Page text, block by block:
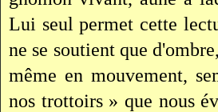
Lui seul permet cette
ne se soutient que
même en mouvement,
nos trottoirs » que nous